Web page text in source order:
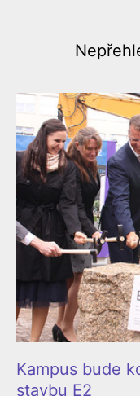
Kampus bude
stavbu E2